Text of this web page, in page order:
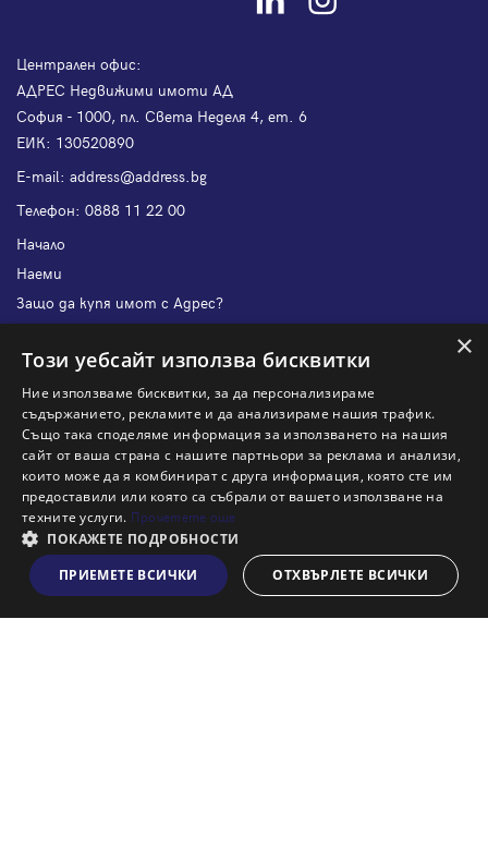
Виж на картата
Централен офис:
АДРЕС Недвижими имоти АД
София - 1000, пл. Света Неделя 4, ет. 6
ЕИК: 130520890
Е-mail: address@address.bg
Телефон: 0888 11 22 00
Начало
Наеми
Защо да купя имот с Адрес?
Ново строителство София
Ново строителство Варна
Ново строителство Пловдив
Ново строителство Бургас
Защо да продам имот с Адрес?
Защо да отдам имот с Адрес?
Наши офиси
Кариери
Кои сме ние?
×
Този уебсайт използва бисквитки
Ние използваме бисквитки, за да персонализираме
съдържанието, рекламите и да анализираме нашия трафик.
Също така споделяме информация за използването на нашия
сайт от ваша страна с нашите партньори за реклама и анализи,
които може да я комбинират с друга информация, която сте им
предоставили или която са събрали от вашето използване на
техните услуги. Прочетете още
ПОКАЖЕТЕ ПОДРОБНОСТИ
ПРИЕМЕТЕ ВСИЧКИ
ОТХВЪРЛЕТЕ ВСИЧКИ